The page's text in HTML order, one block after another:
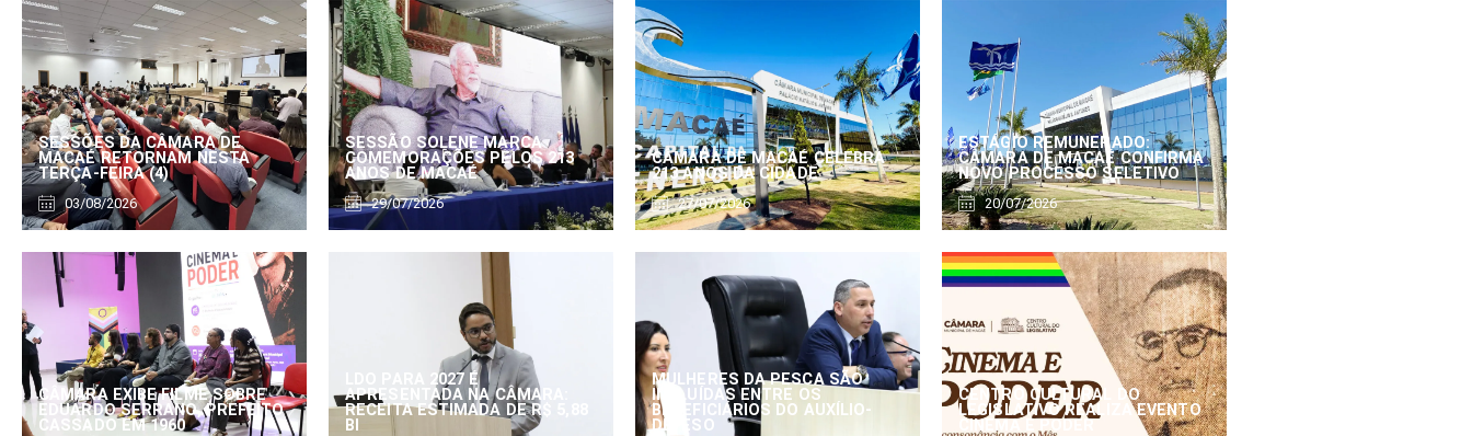
SESSÕES DA CÂMARA DE
MACAÉ RETORNAM NESTA
TERÇA-FEIRA (4)
03/08/2026
SESSÃO SOLENE MARCA
COMEMORAÇÕES PELOS 213
ANOS DE MACAÉ
29/07/2026
CÂMARA DE MACAÉ CELEBRA
213 ANOS DA CIDADE
27/07/2026
ESTÁGIO REMUNERADO:
CÂMARA DE MACAÉ CONFIRMA
NOVO PROCESSO SELETIVO
20/07/2026
CÂMARA EXIBE FILME SOBRE
EDUARDO SERRANO, PREFEITO
CASSADO EM 1960
LDO PARA 2027 É
APRESENTADA NA CÂMARA:
RECEITA ESTIMADA DE R$ 5,88
BI
MULHERES DA PESCA SÃO
INCLUÍDAS ENTRE OS
BENEFICIÁRIOS DO AUXÍLIO-
DEFESO
CENTRO CULTURAL DO
LEGISLATIVO REALIZA EVENTO
CINEMA E PODER